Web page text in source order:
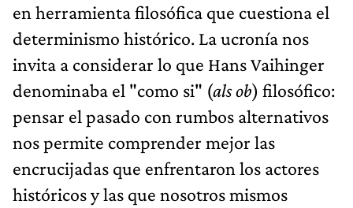
en herramienta filosófica que cuestiona el
determinismo histórico. La ucronía nos
invita a considerar lo que Hans Vaihinger
denominaba el "como si" (als ob) filosófico:
pensar el pasado con rumbos alternativos
nos permite comprender mejor las
encrucijadas que enfrentaron los actores
históricos y las que nosotros mismos